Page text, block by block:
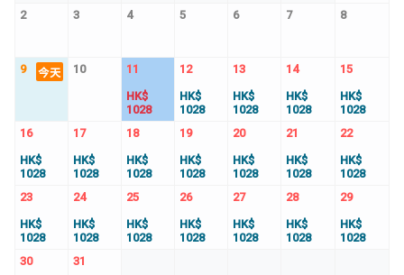
2 3 4 5 6 7 8
9 今天 10
11
HK$
1028
12
HK$
1028
13
HK$
1028
14
HK$
1028
15
HK$
1028
16
HK$
1028
17
HK$
1028
18
HK$
1028
19
HK$
1028
20
HK$
1028
21
HK$
1028
22
HK$
1028
23
HK$
1028
24
HK$
1028
25
HK$
1028
26
HK$
1028
27
HK$
1028
28
HK$
1028
29
HK$
1028
30
31